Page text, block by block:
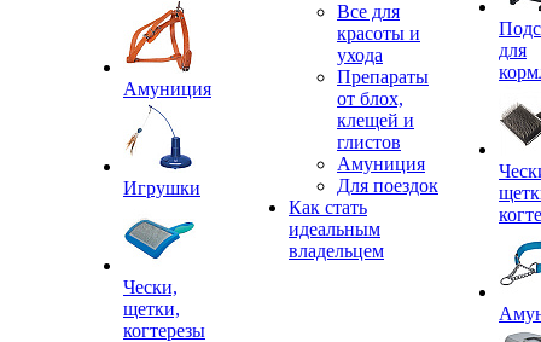
Амуниция
Игрушки
Чески,
щетки,
когтерезы
Все для
красоты и
ухода
Препараты
от блох,
клещей и
глистов
Амуниция
Для поездок
Как стать
идеальным
владельцем
для